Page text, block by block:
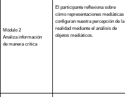
Módulo 2
Analiza información
de manera crítica
El participante reflexiona sobre
cómo representaciones mediáticas
configuran nuestra percepción de la
realidad mediante el análisis de
objetos mediáticos.